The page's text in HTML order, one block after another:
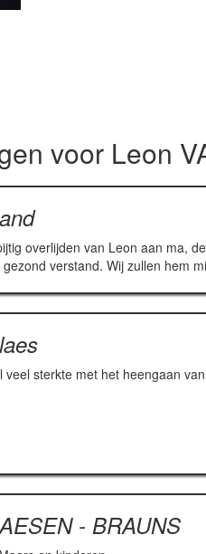
voor Leon
overlijden van Leon aan ma,
verstand. Wij zullen hem
sterkte met het heengaan
- BRAUNS